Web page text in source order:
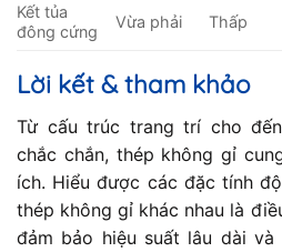
Kết tủa
đông cứng
Vừa phải Thấp
Lời kết & tham khảo
Từ cấu trúc trang trí cho
chắc chắn, thép không gỉ
ích. Hiểu được các đặc tính
thép không gỉ khác nhau là
đảm bảo hiệu suất lâu dài